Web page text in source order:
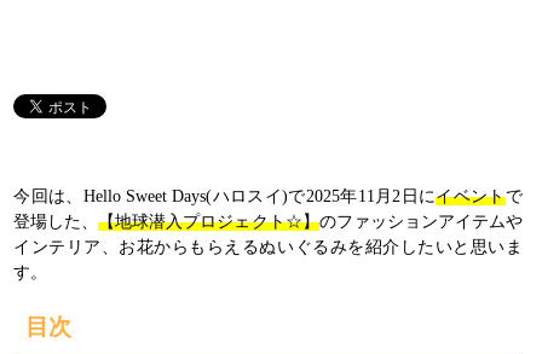
今回は、Hello Sweet Days(ハロスイ)で2025年11月2日にイベントで
登場した、【地球潜入プロジェクト☆】のファッションアイテムや
インテリア、お花からもらえるぬいぐるみを紹介したいと思いま
す。
目次